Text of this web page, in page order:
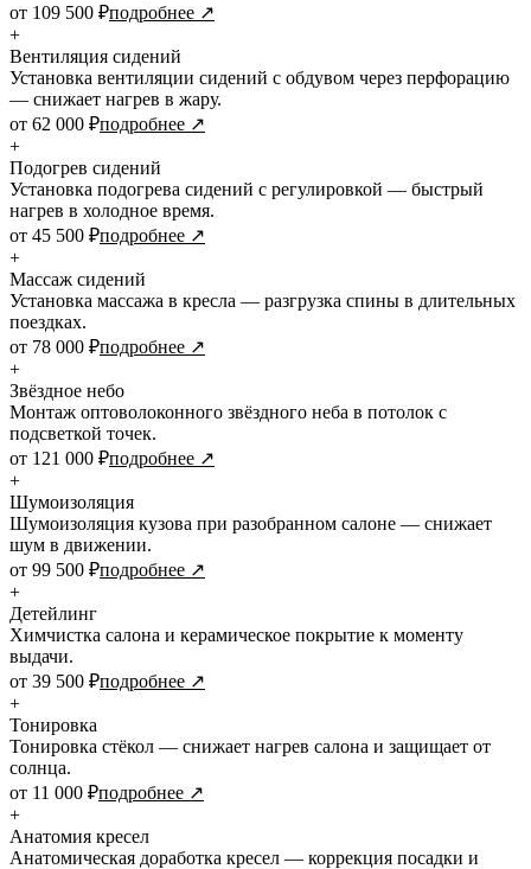
от 109 500 ₽подробнее ↗
+
Вентиляция сидений
Установка вентиляции сидений с обдувом через перфорацию
— снижает нагрев в жару.
от 62 000 ₽подробнее ↗
+
Подогрев сидений
Установка подогрева сидений с регулировкой — быстрый
нагрев в холодное время.
от 45 500 ₽подробнее ↗
+
Массаж сидений
Установка массажа в кресла — разгрузка спины в длительных
поездках.
от 78 000 ₽подробнее ↗
+
Звёздное небо
Монтаж оптоволоконного звёздного неба в потолок с
подсветкой точек.
от 121 000 ₽подробнее ↗
+
Шумоизоляция
Шумоизоляция кузова при разобранном салоне — снижает
шум в движении.
от 99 500 ₽подробнее ↗
+
Детейлинг
Химчистка салона и керамическое покрытие к моменту
выдачи.
от 39 500 ₽подробнее ↗
+
Тонировка
Тонировка стёкол — снижает нагрев салона и защищает от
солнца.
от 11 000 ₽подробнее ↗
+
Анатомия кресел
Анатомическая доработка кресел — коррекция посадки и